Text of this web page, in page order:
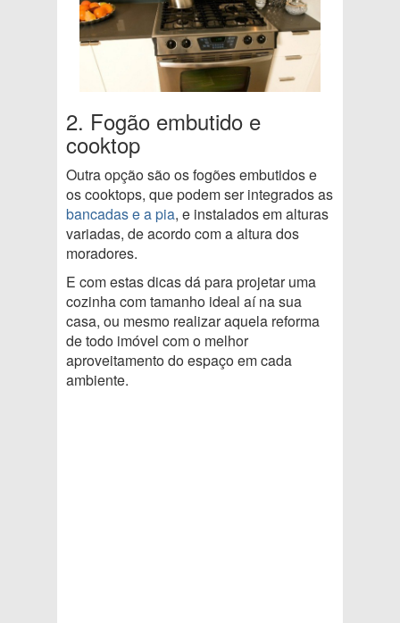
2. Fogão embutido e
cooktop
Outra opção são os fogões embutidos e
os cooktops, que podem ser integrados as
bancadas e a pia, e instalados em alturas
variadas, de acordo com a altura dos
moradores.
E com estas dicas dá para projetar uma
cozinha com tamanho ideal aí na sua
casa, ou mesmo realizar aquela reforma
de todo imóvel com o melhor
aproveitamento do espaço em cada
ambiente.